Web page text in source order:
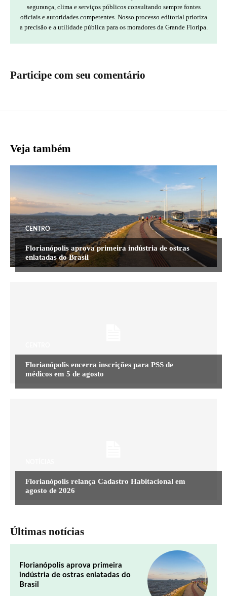
segurança, clima e serviços públicos consultando sempre fontes
oficiais e autoridades competentes. Nosso processo editorial prioriza
a precisão e a utilidade pública para os moradores da Grande Floripa.
Participe com seu comentário
Veja também
CENTRO
Florianópolis aprova primeira indústria de ostras
enlatadas do Brasil
Florianópolis encerra inscrições para PSS de
médicos em 5 de agosto
Florianópolis relança Cadastro Habitacional em
agosto de 2026
Últimas notícias
Florianópolis aprova primeira
indústria de ostras enlatadas do
Brasil